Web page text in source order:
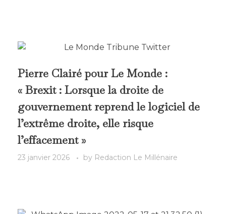
Pierre Clairé pour Le Monde :
« Brexit : Lorsque la droite de
gouvernement reprend le logiciel de
l’extrême droite, elle risque
l’effacement »
23 janvier 2026 by Redaction Le Millénaire